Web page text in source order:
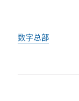
数字总部